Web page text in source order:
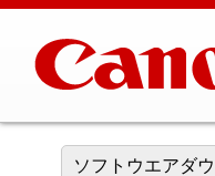
ソフトウエアダ